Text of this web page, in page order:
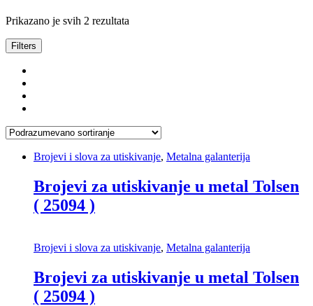
Prikazano je svih 2 rezultata
Filters
Brojevi i slova za utiskivanje, Metalna galanterija
Brojevi za utiskivanje u metal Tolsen
( 25094 )
Brojevi i slova za utiskivanje, Metalna galanterija
Brojevi za utiskivanje u metal Tolsen
( 25094 )